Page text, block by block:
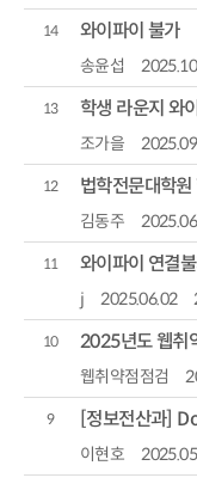
조회수
14 와이파이 불가
송윤섭
13 학생 라운지 와
조가을
12 법학전문대학원
김동주
11 와이파이 연결
j 2025.06.02
10 2025년도 웹취
웹취약점점검
9
이현호